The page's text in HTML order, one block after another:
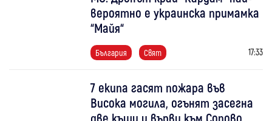
вероятно е украинска примамка
“Майя“
България Свят 17:33
7 екипа гасят пожара във
Висока могила, огънят засегна
две къщи и върви към Сопово